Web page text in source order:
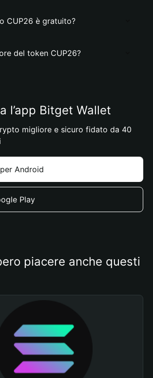
CUP26 è gratuito?
del token CUP26?
l’app Bitget Wallet
migliore e sicuro fidato da 40
Android
Play
piacere anche questi